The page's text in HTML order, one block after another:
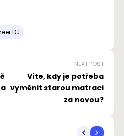
DJ
NEXT POST
Víte, kdy je potřeba
vyměnit starou matraci
za novou?